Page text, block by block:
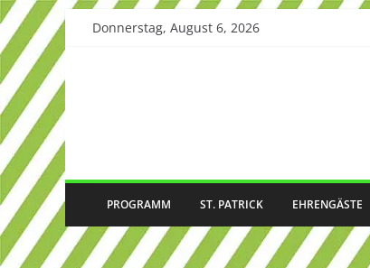
Skip
to
Donnerstag, August 6, 2026
PROGRAMM ST. PATRICK EHRENGÄSTE